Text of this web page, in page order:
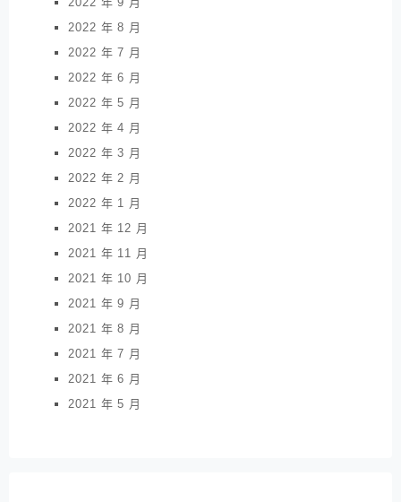
2022 年 8 月
2022 年 7 月
2022 年 6 月
2022 年 5 月
2022 年 4 月
2022 年 3 月
2022 年 2 月
2022 年 1 月
2021 年 12 月
2021 年 11 月
2021 年 10 月
2021 年 9 月
2021 年 8 月
2021 年 7 月
2021 年 6 月
2021 年 5 月